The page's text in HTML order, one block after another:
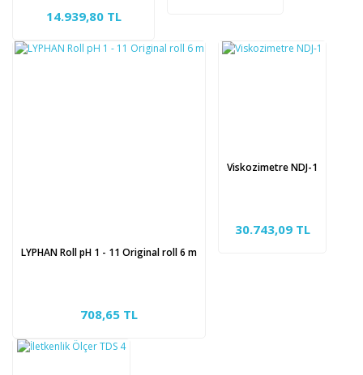
14.939,80 TL
LYPHAN Roll pH 1 - 11 Original roll 6 m
708,65 TL
Viskozimetre NDJ-1
30.743,09 TL